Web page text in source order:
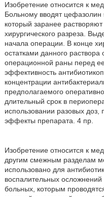
Изобретение относится к
Больному вводят цефазолин
который заранее
хирургического разреза.
начала операции. В конце
остатками данного раствора
операционной раны перед
эффективность
концентрации
предполагаемого
длительный срок в
использовании разовых доз,
эффекты препарата. 4 пр.
Изобретение относится к
другим смежным разделам
использовано для
воспалительных
больных, которым